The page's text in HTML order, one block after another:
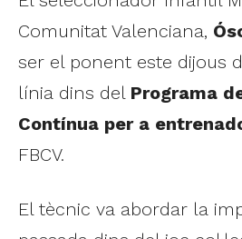
Comunitat Valenciana,
ser el ponent este dijous
línia dins del Programa
Contínua per a
FBCV.
El tècnic va abordar la